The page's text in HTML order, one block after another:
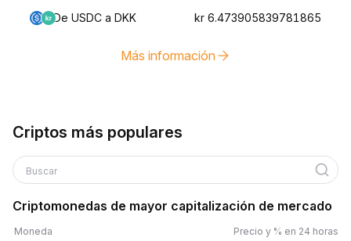
De USDC a DKK kr 6.473905839781865
Más información
Criptos más populares
Buscar
Criptomonedas de mayor capitalización de mercado
Moneda Precio y % en 24 horas